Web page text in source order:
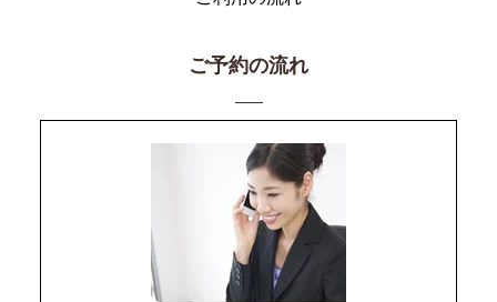
ご予約の流れ